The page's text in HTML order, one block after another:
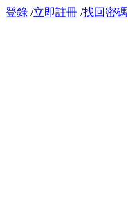
登錄 /立即註冊 /找回密碼